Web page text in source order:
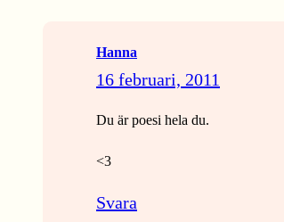
Hanna
16 februari, 2011
Du är poesi hela du.
<3
Svara